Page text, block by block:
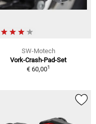
SW-Motech
Vork-Crash-Pad-Set
€ 60,001